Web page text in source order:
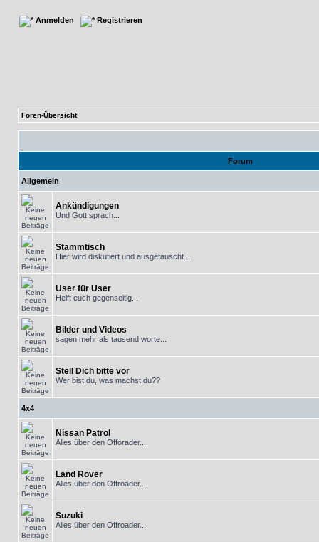
Anmelden Registrieren
Foren-Übersicht
Forum
Allgemein
Ankündigungen
Und Gott sprach...
Stammtisch
Hier wird diskutiert und ausgetauscht...
User für User
Helft euch gegenseitig...
Bilder und Videos
sagen mehr als tausend worte...
Stell Dich bitte vor
Wer bist du, was machst du??
4x4
Nissan Patrol
Alles über den Offorader....
Land Rover
Alles über den Offroader...
Suzuki
Alles über den Offroader...